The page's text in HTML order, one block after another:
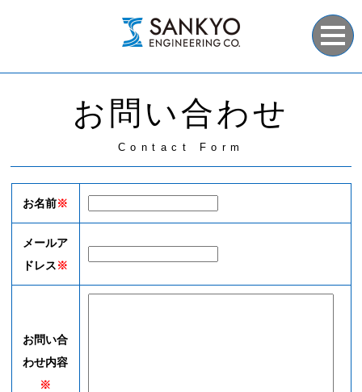
お問い合わせ
Contact Form
お名前※
メールア
ドレス※
お問い合
わせ内容
※